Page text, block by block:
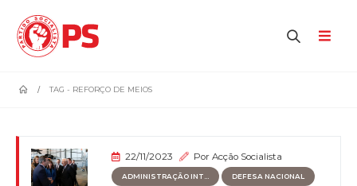
TAG - REFORÇO DE MEIOS
22/11/2023 PorAcção Socialista
ADMINISTRAÇÃO INT... DEFESA NACIONAL